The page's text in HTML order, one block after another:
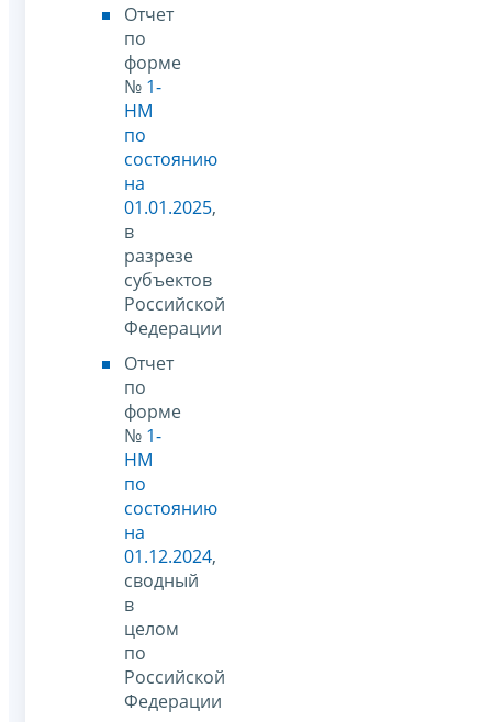
Отчет
по
форме
№ 1-
НМ
по
состоянию
на
01.01.2025,
в
разрезе
субъектов
Российской
Федерации
Отчет
по
форме
№ 1-
НМ
по
состоянию
на
01.12.2024,
сводный
в
целом
по
Российской
Федерации